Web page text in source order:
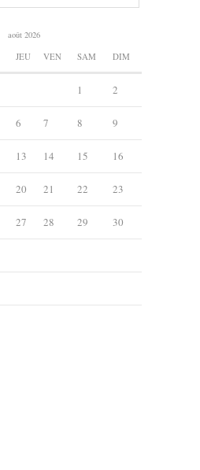
août 2026
JEU VEN SAM DIM
1 2
6 7 8 9
13 14 15 16
20 21 22 23
27 28 29 30